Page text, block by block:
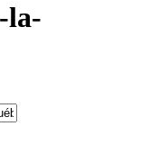
la-